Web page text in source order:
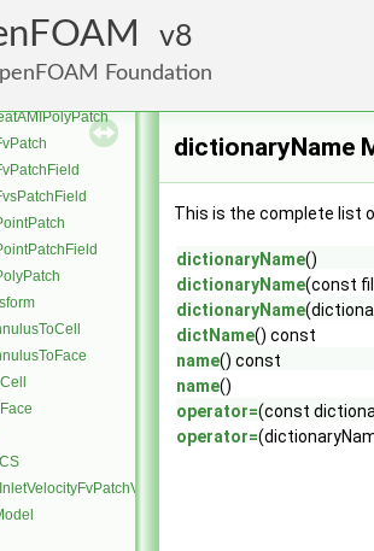
8
Foundation
dictionaryName
This is the complete list
dictionaryName()
dictionaryName(const
dictionaryName
dictName() const
name() const
name()
operator=(const
operator=